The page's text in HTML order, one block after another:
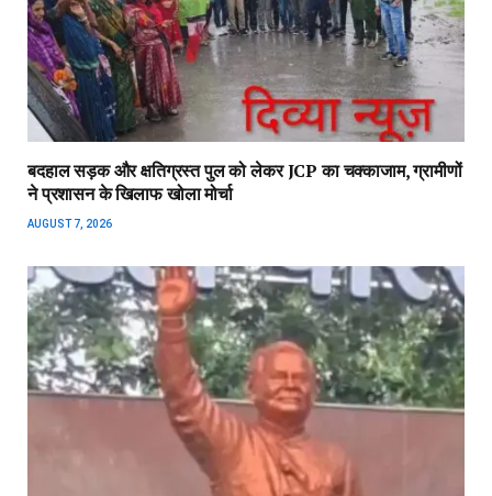
बदहाल सड़क और क्षतिग्रस्त पुल को लेकर JCP का चक्काजाम, ग्रामीणों
ने प्रशासन के खिलाफ खोला मोर्चा
AUGUST 7, 2026